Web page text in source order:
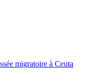
migratoire à Ceuta